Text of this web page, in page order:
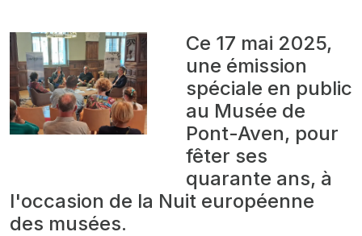
Ce 17 mai 2025,
une émission
spéciale en public
au Musée de
Pont-Aven, pour
fêter ses
quarante ans, à
l'occasion de la Nuit européenne
des musées.